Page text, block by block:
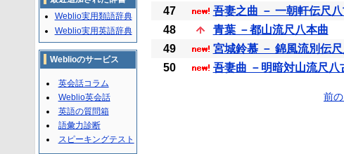
47
吾妻之曲 － 一朝軒伝尺
48
青葉 －都山流尺八本曲
49
宮城鈴慕 － 錦風流別伝
50
吾妻曲 －明暗対山流尺八
前
Weblio実用類語辞典
Weblio実用英語辞典
Weblioのサービス
英会話コラム
Weblio英会話
英語の質問箱
語彙力診断
スピーキングテスト